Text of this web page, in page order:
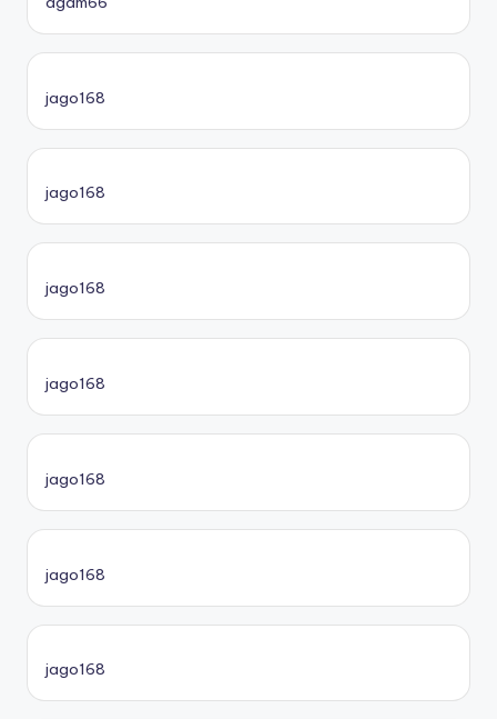
jago168
jago168
jago168
jago168
jago168
jago168
jago168